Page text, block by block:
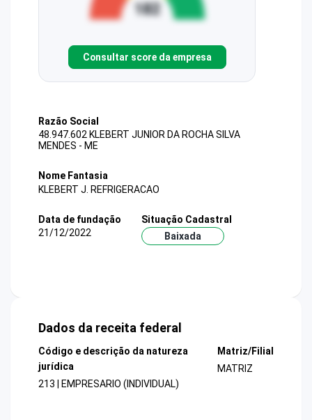
Consultar score da empresa
Razão Social
48.947.602 KLEBERT JUNIOR DA ROCHA SILVA
MENDES - ME
Nome Fantasia
KLEBERT J. REFRIGERACAO
Data de fundação
21/12/2022
Situação Cadastral
Baixada
Dados da receita federal
Código e descrição da natureza
jurídica
213 | EMPRESARIO (INDIVIDUAL)
Matriz/Filial
MATRIZ